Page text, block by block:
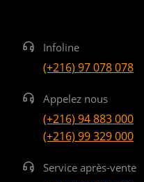
Infoline
(+216) 97 078 078
Appelez nous
(+216) 94 883 000
(+216) 99 329 000
Service après-vente